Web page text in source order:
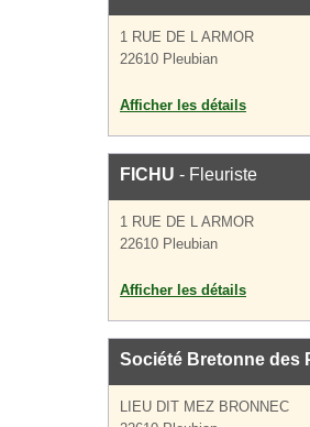
1 RUE DE L ARMOR
22610 Pleubian
Afficher les détails
FICHU - Fleuriste
1 RUE DE L ARMOR
22610 Pleubian
Afficher les détails
Société Bretonne des
LIEU DIT MEZ BRONNEC